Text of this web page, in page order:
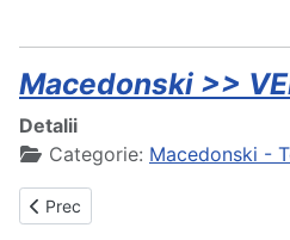
Macedonski >>
Detalii
Categorie: Macedonski -
Articol precedent: Avatar
Prec